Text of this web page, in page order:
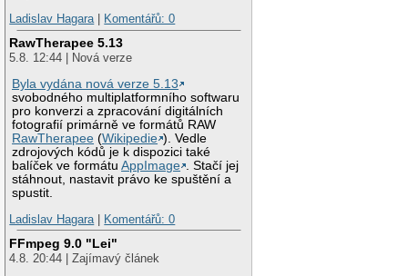
Ladislav Hagara| Komentářů: 0
RawTherapee 5.13
5.8. 12:44 | Nová verze
Byla vydána nová verze 5.13
svobodného multiplatformního softwaru
pro konverzi a zpracování digitálních
fotografií primárně ve formátů RAW
RawTherapee (Wikipedie ). Vedle
zdrojových kódů je k dispozici také
balíček ve formátuAppImage
. Stačí jej
stáhnout, nastavit právo ke spuštění a
spustit.
Ladislav Hagara| Komentářů: 0
FFmpeg 9.0 "Lei"
4.8. 20:44 | Zajímavý článek